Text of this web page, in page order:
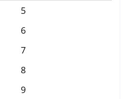
5
6
7
8
9